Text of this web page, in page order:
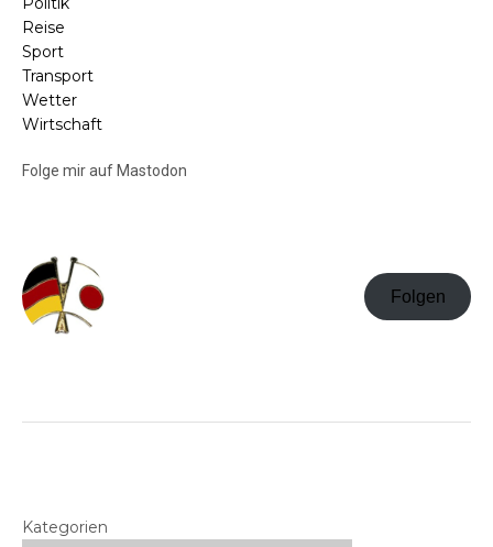
Reise
Sport
Transport
Wetter
Wirtschaft
Folge mir auf Mastodon
Folgen
Kategorien